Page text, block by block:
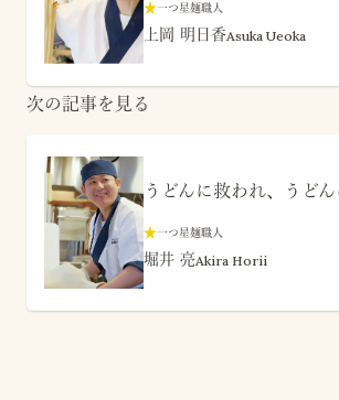
★一つ星麺職人
上岡 明日香Asuka Ueoka
次の記事を見る
うどんに救われ、うどん
★一つ星麺職人
堀井 亮Akira Horii